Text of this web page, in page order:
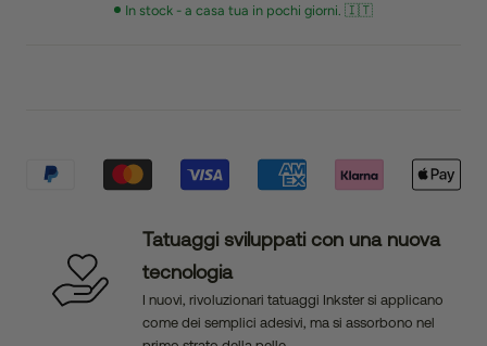
In stock - a casa tua in pochi giorni. 🇮🇹
Tatuaggi sviluppati con una nuova
tecnologia
I nuovi, rivoluzionari tatuaggi Inkster si applicano
come dei semplici adesivi, ma si assorbono nel